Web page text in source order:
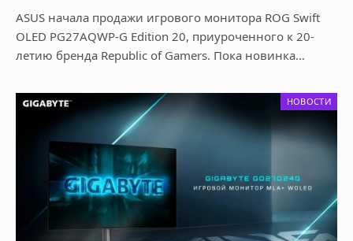
ASUS начала продажи игрового монитора ROG Swift
OLED PG27AQWP-G Edition 20, приуроченного к 20-
летию бренда Republic of Gamers. Пока новинка…
НОВОСТИ